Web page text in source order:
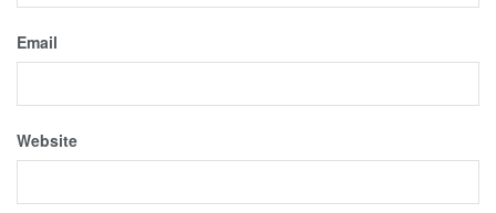
Email
Website